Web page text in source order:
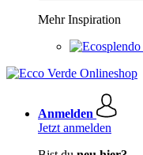
Mehr Inspiration
Anmelden
Jetzt anmelden